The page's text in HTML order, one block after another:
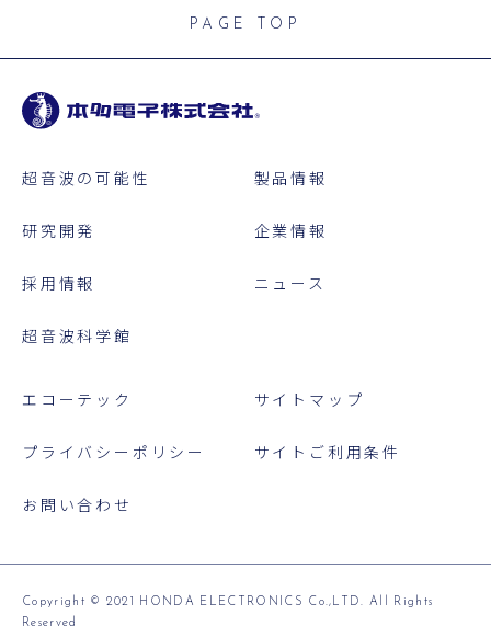
PAGE TOP
超音波の可能性 製品情報
研究開発 企業情報
採用情報 ニュース
超音波科学館
エコーテック サイトマップ
プライバシーポリシー サイトご利用条件
お問い合わせ
Copyright © 2021 HONDA ELECTRONICS Co.,LTD. All Rights